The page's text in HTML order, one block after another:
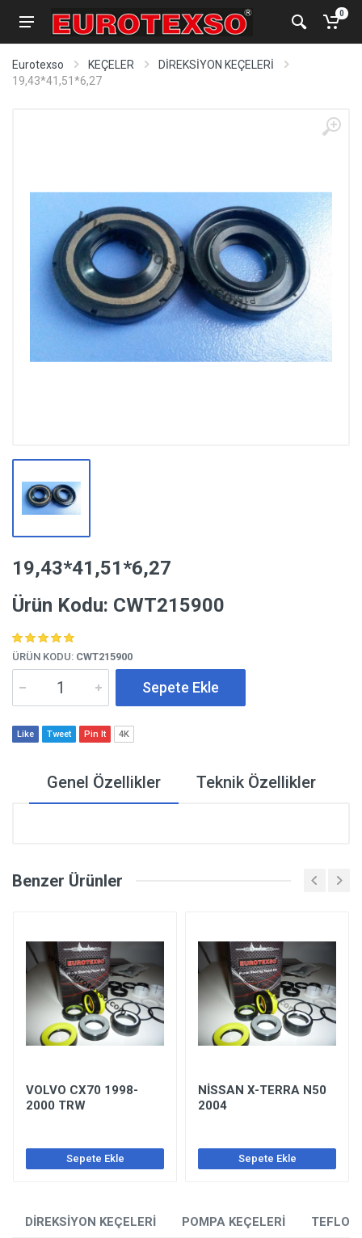
0
Eurotexso KEÇELER
DİREKSİYON KEÇELERİ
19,43*41,51*6,27
DİREKSİYON KEÇELERİ POMPA KEÇELERİ
19,43*41,51*6,27
Ürün Kodu: CWT215900
ÜRÜN KODU: CWT215900
Sepete Ekle
Like Tweet Pin It 4K
Genel Özellikler Teknik Özellikler
Benzer Ürünler
VOLVO CX70 1998-
2000 TRW
Sepete Ekle
NİSSAN X-TERRA N50
2004
Sepete Ekle